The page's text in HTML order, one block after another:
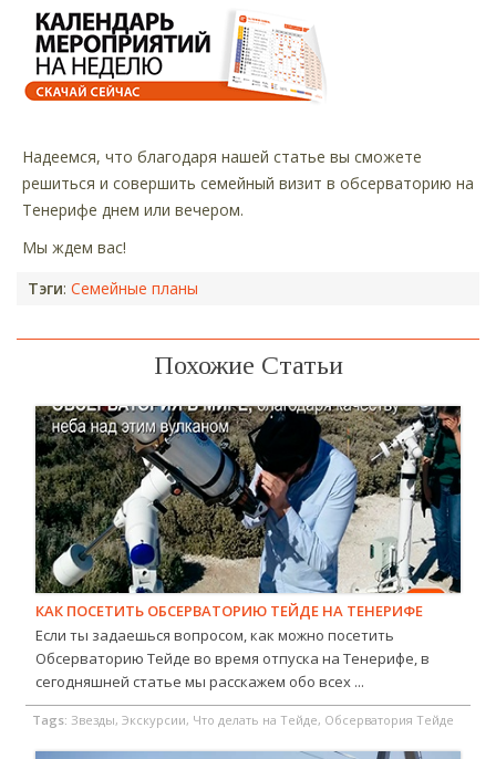
Надеемся, что благодаря нашей статье вы сможете
решиться и совершить семейный визит в обсерваторию на
Тенерифе днем или вечером.
Мы ждем вас!
Тэги: Семейные планы
Похожие Статьи
КАК ПОСЕТИТЬ ОБСЕРВАТОРИЮ ТЕЙДЕ НА ТЕНЕРИФЕ
Если ты задаешься вопросом, как можно посетить
Обсерваторию Тейде во время отпуска на Тенерифе, в
сегодняшней статье мы расскажем обо всех ...
Tags: Звезды, Экскурсии, Что делать на Тейде, Обсерватория Тейде